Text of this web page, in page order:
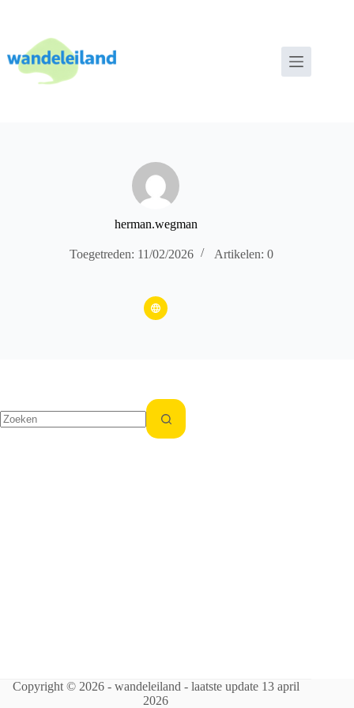
herman.wegman
Toegetreden: 11/02/2026 Artikelen: 0
Copyright © 2026 - wandeleiland - laatste update 13 april
2026